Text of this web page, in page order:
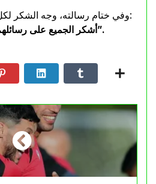
وفي ختام رسالته، وجه الشكر لكل من دعمه وسانده، قائلاً:
“أشكر الجميع على رسائلهم الجميلة… أراكم قريبًا”.